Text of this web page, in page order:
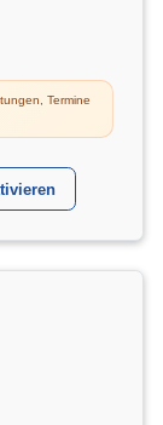
Termine